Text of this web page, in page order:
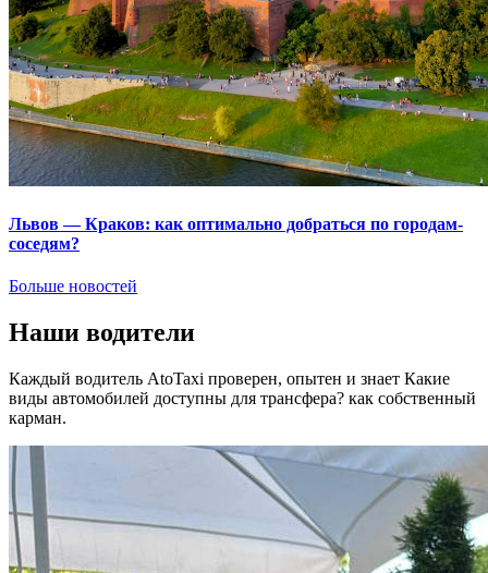
Львов — Краков: как оптимально добраться по городам-
соседям?
Больше новостей
Наши водители
Каждый водитель AtoTaxi проверен, опытен и знает Какие
виды автомобилей доступны для трансфера? как собственный
карман.